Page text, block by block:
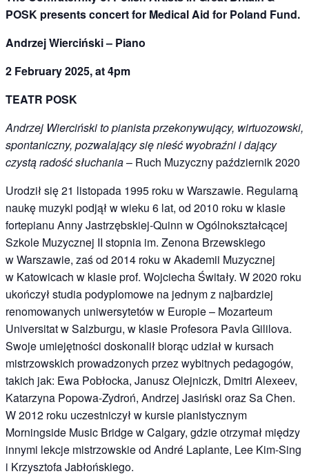
POSK presents concert for Medical Aid for Poland Fund.
Andrzej Wierciński – Piano
2 February 2025, at 4pm
TEATR POSK
Andrzej Wierciński to pianista przekonywujący, wirtuozowski,
spontaniczny, pozwalający się nieść wyobraźni i dający
czystą radość słuchania– Ruch Muzyczny październik 2020
Urodził się 21 listopada 1995 roku w Warszawie. Regularną
naukę muzyki podjął w wieku 6 lat, od 2010 roku w klasie
fortepianu Anny Jastrzębskiej-Quinn w Ogólnokształcącej
Szkole Muzycznej II stopnia im. Zenona Brzewskiego
w Warszawie, zaś od 2014 roku w Akademii Muzycznej
w Katowicach w klasie prof. Wojciecha Świtały. W 2020 roku
ukończył studia podyplomowe na jednym z najbardziej
renomowanych uniwersytetów w Europie – Mozarteum
Universitat w Salzburgu, w klasie Profesora Pavla Gililova.
Swoje umiejętności doskonalił biorąc udział w kursach
mistrzowskich prowadzonych przez wybitnych pedagogów,
takich jak: Ewa Pobłocka, Janusz Olejniczk, Dmitri Alexeev,
Katarzyna Popowa-Zydroń, Andrzej Jasiński oraz Sa Chen.
W 2012 roku uczestniczył w kursie pianistycznym
Morningside Music Bridge w Calgary, gdzie otrzymał między
innymi lekcje mistrzowskie od André Laplante, Lee Kim-Sing
i Krzysztofa Jabłońskiego.